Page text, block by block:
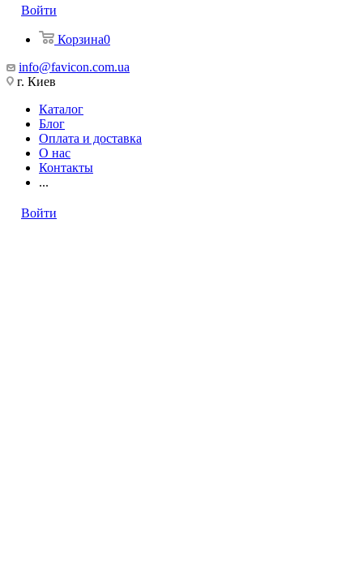
Войти
Корзина0
info@favicon.com.ua
г. Киев
Каталог
Блог
Оплата и доставка
О нас
Контакты
...
Войти